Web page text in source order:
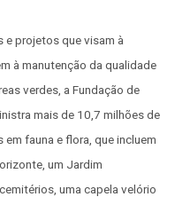
e projetos que visam à
à manutenção da qualidade
verdes, a Fundação de
mais de 10,7 milhões de
fauna e flora, que incluem
um Jardim
uma capela velório